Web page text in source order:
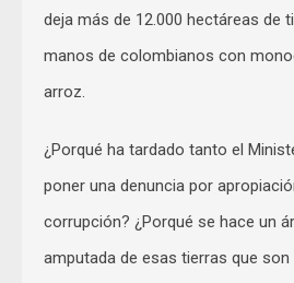
deja más de 12.000 hectáreas de
manos de colombianos con
arroz.
¿Porqué ha tardado tanto el
poner una denuncia por
corrupción? ¿Porqué se hace un
amputada de esas tierras que son